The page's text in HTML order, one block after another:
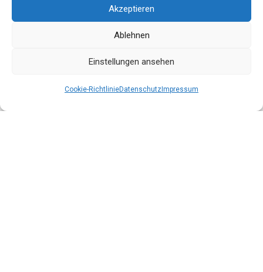
Akzeptieren
Ablehnen
Einstellungen ansehen
Cookie-RichtlinieDatenschutz Impressum